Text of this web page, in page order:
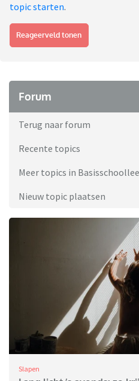
topic starten.
Reageerveld tonen
Forum
Terug naar forum
Recente topics
Meer topics in
Nieuw topic plaatsen
Slapen